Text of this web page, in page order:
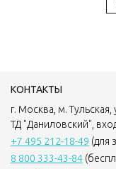
КОНТАКТЫ
г. Москва, м. Тульская,
ТД "Даниловский",
+7 495 212-18-49 (для
8 800 333-43-84